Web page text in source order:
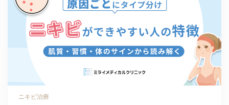
ニキビ治療